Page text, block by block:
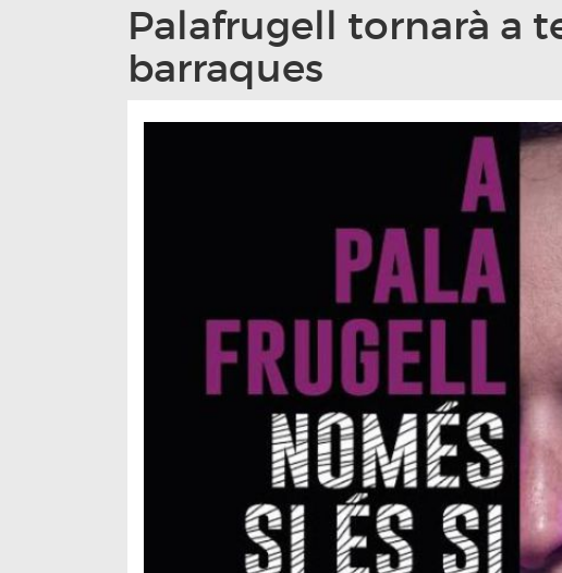
Palafrugell tornarà a
barraques